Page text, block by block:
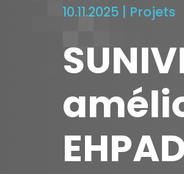
10.11.2025 | Projets